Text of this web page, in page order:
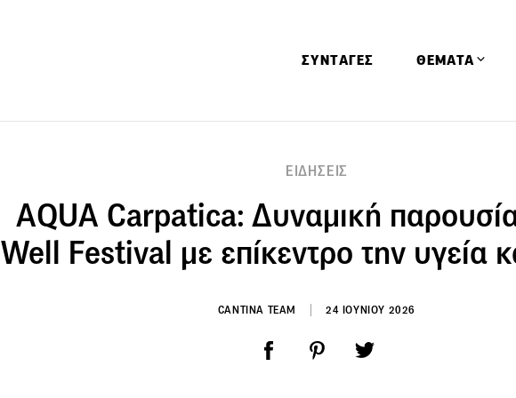
ΣΥΝΤΑΓΕΣ ΘΕΜΑΤΑ
Ειδήσεις
Έρευνες
ΕΙΔΗΣΕΙΣ
AQUA Carpatica: Δυναμική
Well Festival με επίκεντρο την υγεία
CANTINA TEAM 24 ΙΟΥΝΙΟΥ 2026